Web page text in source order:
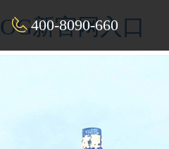
新官网入口
400-8090-660